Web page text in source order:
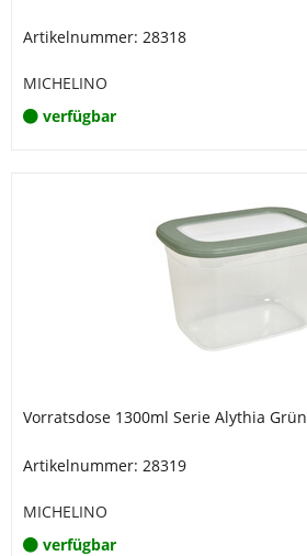
Artikelnummer: 28318
MICHELINO
verfügbar
Vorratsdose 1300ml Serie Alythia Grün
Artikelnummer: 28319
MICHELINO
verfügbar